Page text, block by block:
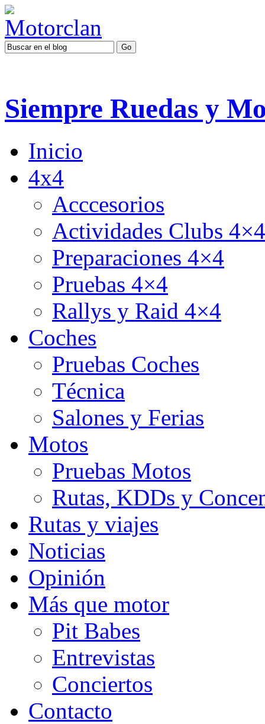
Siempre Ruedas y
Inicio
4x4
Acccesorios
Actividades Clubs 4×4
Preparaciones 4×4
Pruebas 4×4
Rallys y Raid 4×4
Coches
Pruebas Coches
Técnica
Salones y Ferias
Motos
Pruebas Motos
Rutas, KDDs y
Rutas y viajes
Noticias
Opinión
Más que motor
Pit Babes
Entrevistas
Conciertos
Contacto